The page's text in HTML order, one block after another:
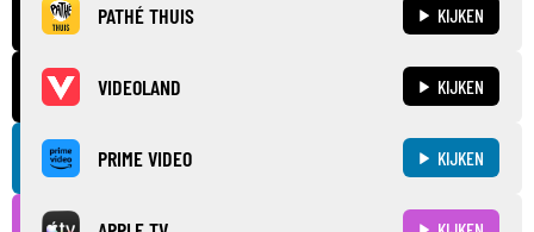
PATHÉ THUIS KIJKEN
VIDEOLAND KIJKEN
PRIME VIDEO KIJKEN